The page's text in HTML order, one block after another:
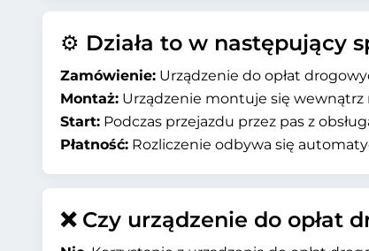
⚙️ Działa to w następujący
Zamówienie: Urządzenie do opłat
Montaż: Urządzenie montuje się wewnątrz
Start: Podczas przejazdu przez pas z
Płatność: Rozliczenie odbywa się
❌ Czy urządzenie do opłat